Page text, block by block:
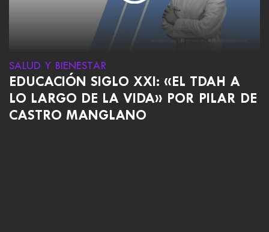
SALUD Y BIENESTAR
EDUCACIÓN SIGLO XXI: «EL TDAH A
LO LARGO DE LA VIDA» POR PILAR DE
CASTRO MANGLANO